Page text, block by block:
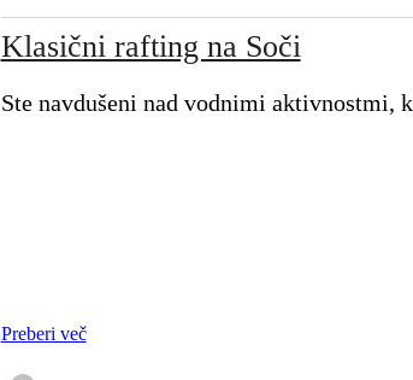
Klasični rafting na Soči
Ste navdušeni nad vodnimi aktivnostmi,
Preberi več